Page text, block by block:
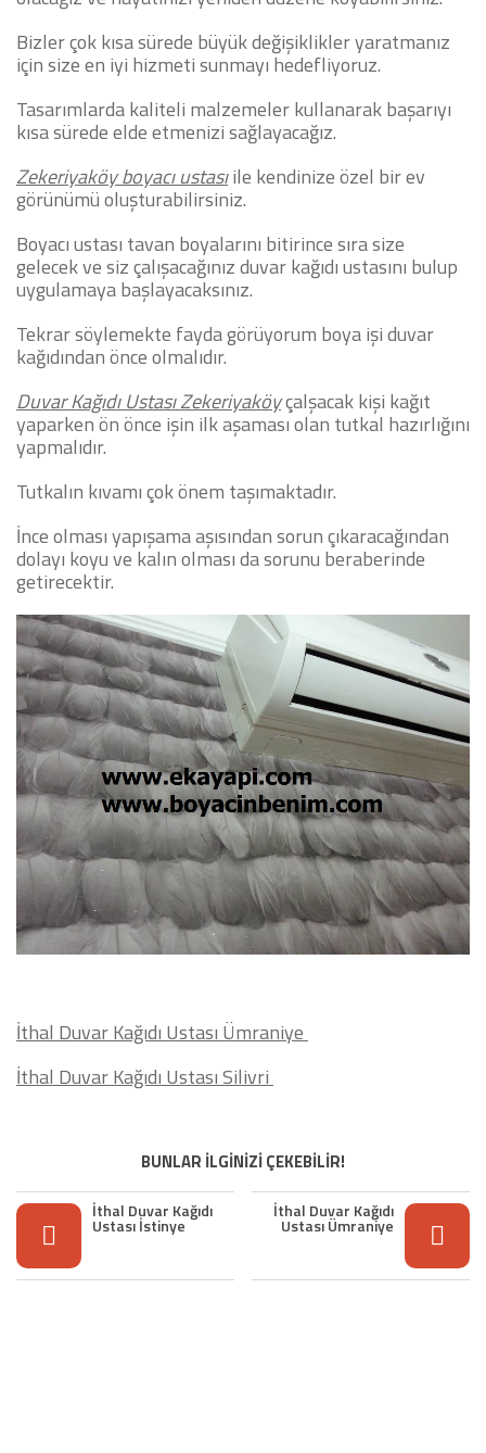
Bizler çok kısa sürede büyük değişiklikler yaratmanız
için size en iyi hizmeti sunmayı hedefliyoruz.
Tasarımlarda kaliteli malzemeler kullanarak başarıyı
kısa sürede elde etmenizi sağlayacağız.
Zekeriyaköy boyacı ustasıile kendinize özel bir ev
görünümü oluşturabilirsiniz.
Boyacı ustası tavan boyalarını bitirince sıra size
gelecek ve siz çalışacağınız duvar kağıdı ustasını bulup
uygulamaya başlayacaksınız.
Tekrar söylemekte fayda görüyorum boya işi duvar
kağıdından önce olmalıdır.
Duvar Kağıdı Ustası Zekeriyaköyçalşacak kişi kağıt
yaparken ön önce işin ilk aşaması olan tutkal hazırlığını
yapmalıdır.
Tutkalın kıvamı çok önem taşımaktadır.
İnce olması yapışama aşısından sorun çıkaracağından
dolayı koyu ve kalın olması da sorunu beraberinde
getirecektir.
İthal Duvar Kağıdı Ustası Ümraniye
İthal Duvar Kağıdı Ustası Silivri
BUNLAR İLGİNİZİ ÇEKEBİLİR!
İthal Duvar Kağıdı
Ustası İstinye
İthal Duvar Kağıdı
Ustası Ümraniye